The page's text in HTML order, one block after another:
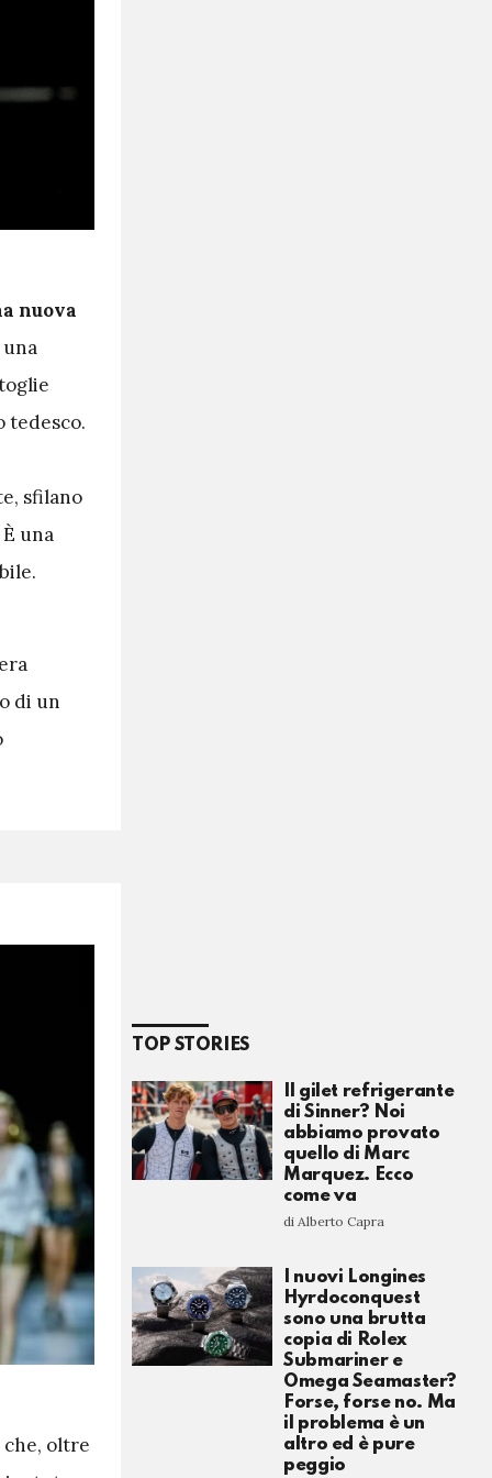
nuova
tedesco.
sfilano
una
di un
che, oltre
TOP STORIES
Il gilet refrigerante
di Sinner? Noi
abbiamo provato
quello di Marc
Marquez. Ecco
come va
di Alberto Capra
I nuovi Longines
Hyrdoconquest
sono una brutta
copia di Rolex
Submariner e
Omega Seamaster?
Forse, forse no. Ma
il problema è un
altro ed è pure
peggio